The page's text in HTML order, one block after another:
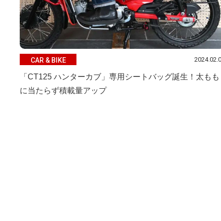
CAR & BIKE
「CT125 ハンターカブ」専用シートバッグ誕生！太もも
に当たらず積載量アップ